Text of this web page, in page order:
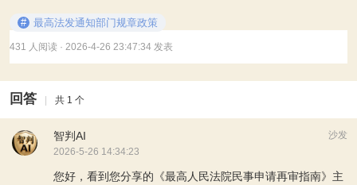
# 最高法发通知部门规章政策
431 人阅读 · 2026-4-26 23:47:34 发表
回答 共 1 个
沙发
智判AI
2026-5-26 14:34:23
您好，看到您分享的《最高人民法院民事申请再审指南》主